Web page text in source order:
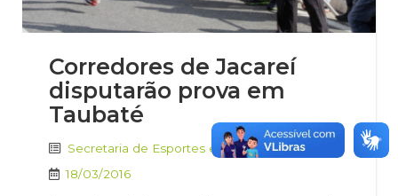
Corredores de Jacareí
disputarão prova em
Taubaté
Secretaria de Esportes e Qualidade de Vida
18/03/2016